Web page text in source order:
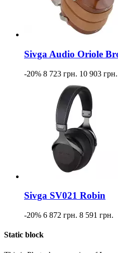
Sivga Audio Oriole
-20% 8 723 грн. 10 903 грн.
Sivga SV021 Robin
-20% 6 872 грн. 8 591 грн.
Static block